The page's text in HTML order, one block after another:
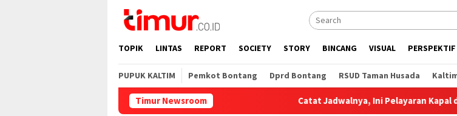
content
TOPIK LINTAS REPORT SOCIETY STORY BINCANG VISUAL PERSPEKTIF
PUPUK KALTIM Pemkot Bontang Dprd Bontang RSUD Taman Husada
Timur Newsroom Catat Jadwalnya, Ini Pelayaran Kapal dari